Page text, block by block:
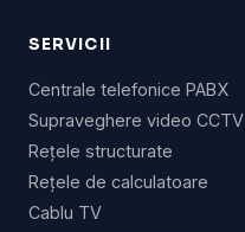
SERVICII
Centrale telefonice PABX
Supraveghere video CCTV
Rețele structurate
Rețele de calculatoare
Cablu TV